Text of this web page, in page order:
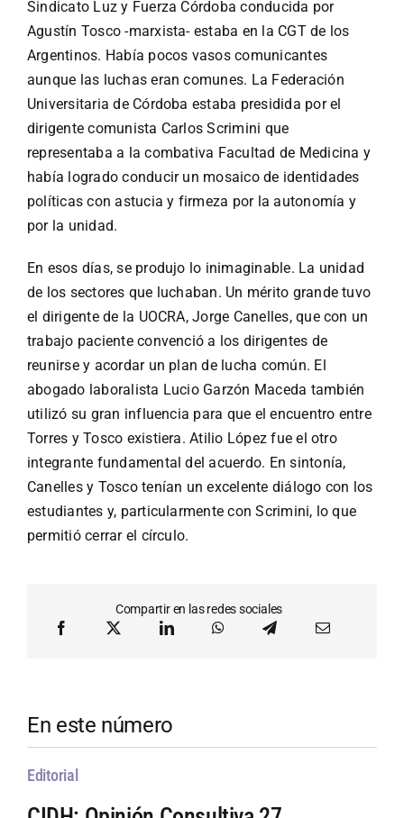
Sindicato Luz y Fuerza Córdoba conducida por
Agustín Tosco -marxista- estaba en la CGT de los
Argentinos. Había pocos vasos comunicantes
aunque las luchas eran comunes. La Federación
Universitaria de Córdoba estaba presidida por el
dirigente comunista Carlos Scrimini que
representaba a la combativa Facultad de Medicina y
había logrado conducir un mosaico de identidades
políticas con astucia y firmeza por la autonomía y
por la unidad.
En esos días, se produjo lo inimaginable. La unidad
de los sectores que luchaban. Un mérito grande tuvo
el dirigente de la UOCRA, Jorge Canelles, que con un
trabajo paciente convenció a los dirigentes de
reunirse y acordar un plan de lucha común. El
abogado laboralista Lucio Garzón Maceda también
utilizó su gran influencia para que el encuentro entre
Torres y Tosco existiera. Atilio López fue el otro
integrante fundamental del acuerdo. En sintonía,
Canelles y Tosco tenían un excelente diálogo con los
estudiantes y, particularmente con Scrimini, lo que
permitió cerrar el círculo.
Compartir en las redes sociales
En este número
Editorial